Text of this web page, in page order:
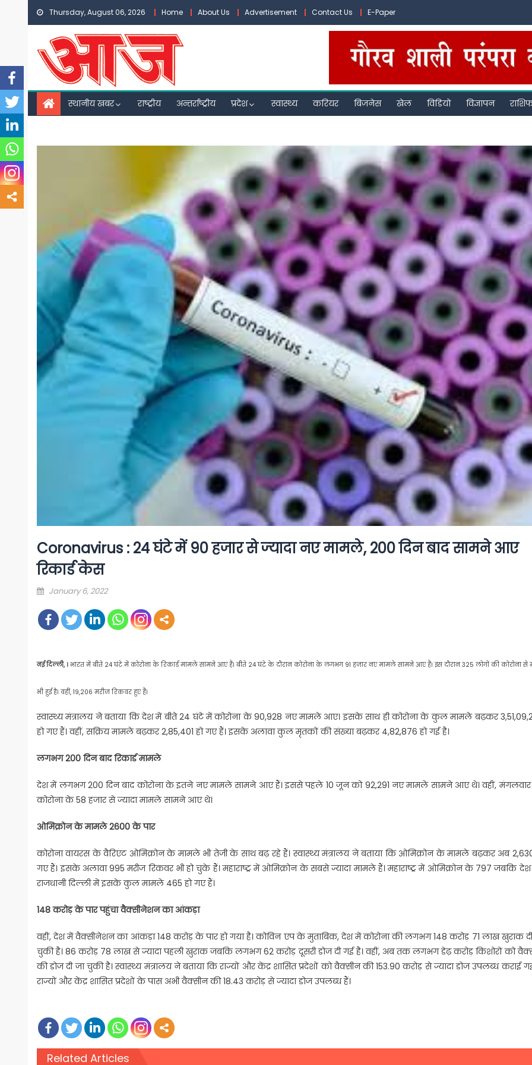
Skip
content
Thursday, August 06, 2026 Home About Us Advertisement Contact Us E-Paper
स्थानीय खबर राष्ट्रीय अन्तर्राष्ट्रीय प्रदेश स्वास्थ्य करियर बिजनेस खेल विडियो विज्ञापन
Coronavirus : 24 घंटे में 90 हजार से ज्‍यादा नए मामले, 200 दिन बाद सामने आए
रिकार्ड केस
Posted
January 6, 2022
नई दिल्ली, । भारत में बीते 24 घंटे में कोरोना के रिकार्ड मामले सामने आए हैं। बीते 24 घंटे के दौरान कोरोना के लगभग 91 हजार नए मामले सामने आए हैं। इस दौरान 325 लोगों की कोरोना से
भी हुई है। वहीं, 19,206 मरीज रिकवर हुए हैं।
स्वास्थ्य मंत्रालय ने बताया कि देश में बीते 24 घंटे में कोरोना के 90,928 नए मामले आए। इसके साथ ही कोरोना के कुल मामले बढ़कर
हो गए हैं। वहीं, सक्रिय मामले बढ़कर 2,85,401 हो गए हैं। इसके अलावा कुल मृतकों की संख्या बढ़कर 4,82,876 हो गई है।
लगभग 200 दिन बाद रिकार्ड मामले
देश में लगभग 200 दिन बाद कोरोना के इतने नए मामले सामने आए हैं। इससे पहले 10 जून को 92,291 नए मामले सामने आए थे। वहीं,
कोरोना के 58 हजार से ज्यादा मामले सामने आए थे।
ओमिक्रोन के मामले 2600 के पार
कोरोना वायरस के वैरिएंट ओमिक्रोन के मामले भी तेजी के साथ बढ़ रहे हैं। स्वास्थ्य मंत्रालय ने बताया कि ओमिक्रोन के मामले बढ़कर अब
गए हैं। इसके अलावा 995 मरीज रिकवर भी हो चुके हैं। महाराष्ट्र में ओमिक्रोन के सबसे ज्यादा मामले हैं। महाराष्ट्र में ओमिक्रोन के 797 जबकि
राजधानी दिल्ली में इसके कुल मामले 465 हो गए हैं।
148 करोड़ के पार पहुंचा वैक्सीनेशन का आंकड़ा
वहीं, देश में वैक्सीनेशन का आंकड़ा 148 करोड़ के पार हो गया है। कोविन एप के मुताबिक, देश में कोरोना की लगभग 148 करोड़ 71 लाख खुराक
चुकी है। 86 करोड़ 78 लाख से ज्यादा पहली खुराक जबकि लगभग 62 करोड़ दूसरी डोज दी गई है। वहीं, अब तक लगभग डेढ़ करोड़ किशोरों को
की डोज दी जा चुकी है। स्वास्थ्य मंत्रालय ने बताया कि राज्यों और केंद्र शासित प्रदेशों को वैक्सीन की 153.90 करोड़ से ज्यादा डोज उपलब्ध कराई
राज्यों और केंद्र शासित प्रदेशों के पास अभी वैक्सीन की 18.43 करोड़ से ज्यादा डोज उपलब्ध हैं।
Related Articles